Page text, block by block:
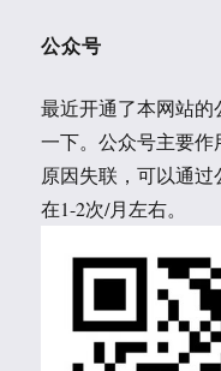
公众号
最近开通了本网站
一下。公众号主要
原因失联，可以通
在1-2次/月左右。